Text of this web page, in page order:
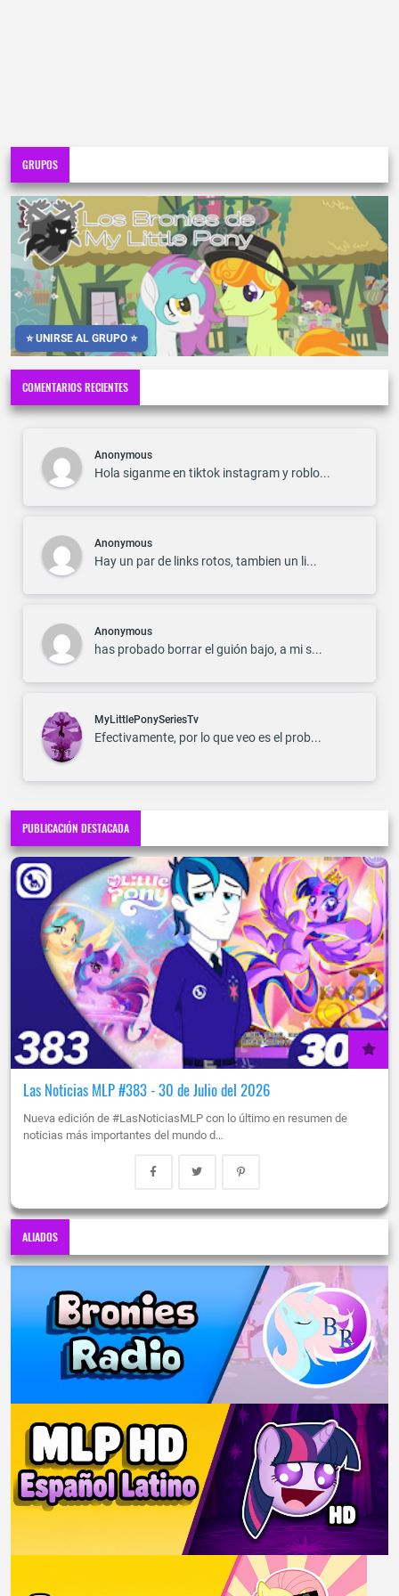
GRUPOS
⭐ UNIRSE AL GRUPO ⭐
COMENTARIOS RECIENTES
Anonymous
Hola siganme en tiktok instagram y roblo...
Anonymous
Hay un par de links rotos, tambien un li...
Anonymous
has probado borrar el guión bajo, a mi s...
MyLittlePonySeriesTv
Efectivamente, por lo que veo es el prob...
PUBLICACIÓN DESTACADA
Las Noticias MLP #383 - 30 de Julio del 2026
Nueva edición de #LasNoticiasMLP con lo último en resumen de
noticias más importantes del mundo d…
ALIADOS